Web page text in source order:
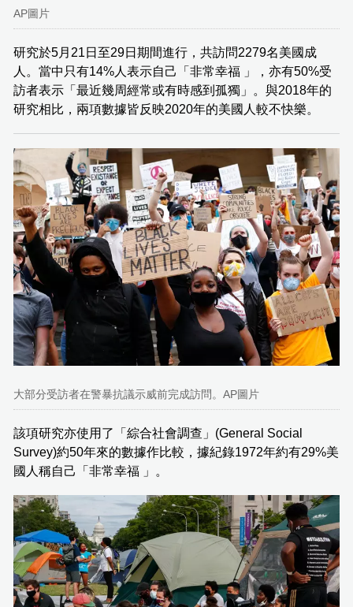
AP圖片
研究於5月21日至29日期間進行，共訪問2279名美國成
人。當中只有14%人表示自己「非常幸福 」，亦有50%受
訪者表示「最近幾周經常或有時感到孤獨」。與2018年的
研究相比，兩項數據皆反映2020年的美國人較不快樂。
大部分受訪者在警暴抗議示威前完成訪問。AP圖片
該項研究亦使用了「綜合社會調查」(General Social
Survey)約50年來的數據作比較，據紀錄1972年約有29%美
國人稱自己「非常幸福 」。